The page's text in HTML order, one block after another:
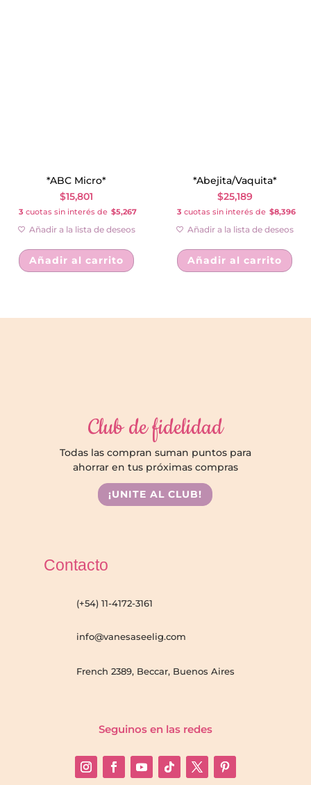
*ABC Micro*
$15,801
3 cuotas sin interés de $5,267
Añadir a la lista de deseos
Añadir al carrito
*Abejita/Vaquita*
$25,189
3 cuotas sin interés de $8,396
Añadir a la lista de deseos
Añadir al carrito
Club de fidelidad
Todas las compran suman puntos para
ahorrar en tus próximas compras
¡UNITE AL CLUB!
Contacto
(+54) 11-4172-3161
info@vanesaseelig.com
French 2389, Beccar, Buenos Aires
Seguinos en las redes